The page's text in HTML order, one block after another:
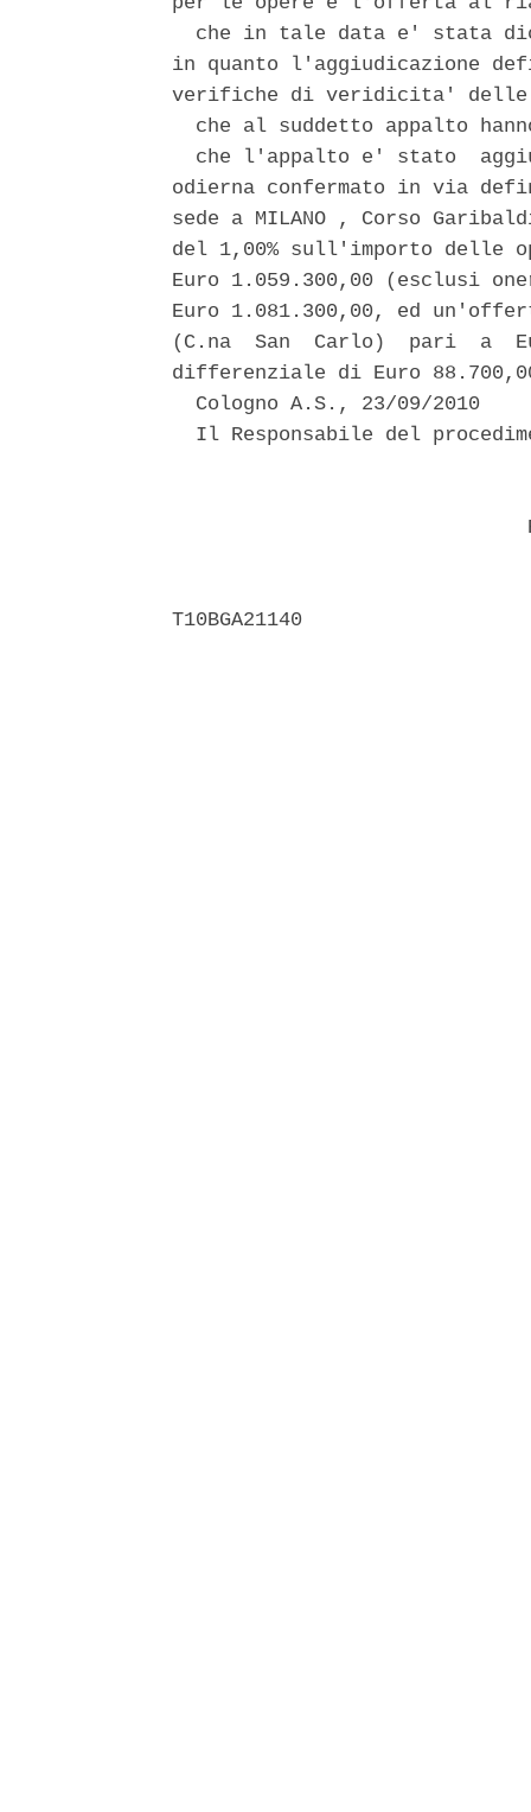
che in tale data e' stata
in quanto l'aggiudicazione
verifiche di veridicita'
che al suddetto appalto
che l'appalto e' stato
odierna confermato in via
sede a MILANO , Corso
del 1,00% sull'importo delle
Euro 1.059.300,00 (esclusi
Euro 1.081.300,00, ed
(C.na  San  Carlo)  pari  a
differenziale di Euro
  Cologno A.S., 23/09/2010
Il Responsabile del